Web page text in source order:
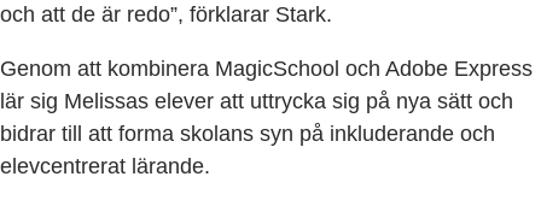
och att de är redo”, förklarar Stark.
Genom att kombinera MagicSchool och Adobe Express
lär sig Melissas elever att uttrycka sig på nya sätt och
bidrar till att forma skolans syn på inkluderande och
elevcentrerat lärande.